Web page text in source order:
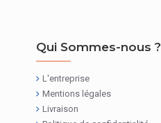
Version du Bluetooth
Type de batterie
Qui Sommes-nous ?
L'entreprise
Mentions légales
Livraison